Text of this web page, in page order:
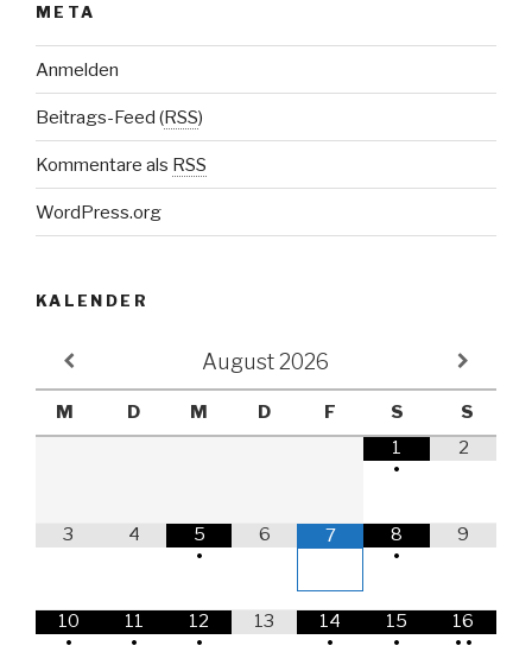
META
Anmelden
Beitrags-Feed (RSS)
Kommentare als RSS
WordPress.org
KALENDER
August 2026
M D M D F S
S
1
•
2
3 4
5
•
6 7
8
•
9
10
•
11
•
12
•
13
14
•
15
•
16
• •